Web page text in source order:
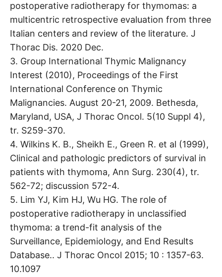
postoperative radiotherapy for thymomas: a
multicentric retrospective evaluation from three
Italian centers and review of the literature. J
Thorac Dis. 2020 Dec.
3. Group International Thymic Malignancy
Interest (2010), Proceedings of the First
International Conference on Thymic
Malignancies. August 20-21, 2009. Bethesda,
Maryland, USA, J Thorac Oncol. 5(10 Suppl 4),
tr. S259-370.
4. Wilkins K. B., Sheikh E., Green R. et al (1999),
Clinical and pathologic predictors of survival in
patients with thymoma, Ann Surg. 230(4), tr.
562-72; discussion 572-4.
5. Lim YJ, Kim HJ, Wu HG. The role of
postoperative radiotherapy in unclassified
thymoma: a trend-fit analysis of the
Surveillance, Epidemiology, and End Results
Database.. J Thorac Oncol 2015; 10 : 1357-63.
10.1097